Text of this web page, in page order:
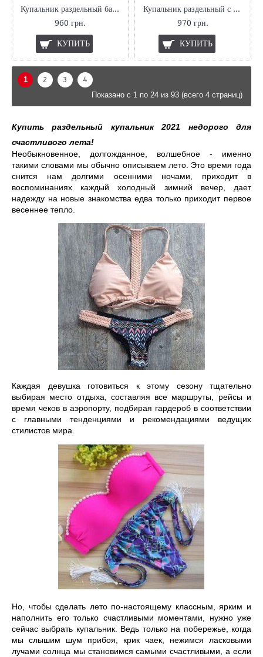
Купальник раздельный бандо
960 грн.
КУПИТЬ
Купальник раздельный с высокими плавками
970 грн.
КУПИТЬ
1 2 3
4
Показано с 1 по 24 из 93 (всего 4 страниц)
Купить раздельный купальник 2021 недорого для
счастливого лета!
Необыкновенное, долгожданное, волшебное - именно
такими словами мы обычно описываем лето. Это время года
снится нам долгими осенними ночами, приходит в
воспоминаниях каждый холодный зимний вечер, дает
надежду на новые знакомства едва только приходит первое
весеннее тепло.
Каждая девушка готовиться к этому сезону тщательно
выбирая место отдыха, составляя все маршруты, рейсы и
время чеков в аэропорту, подбирая гардероб в соответствии
с главными тенденциями и рекомендациями ведущих
стилистов мира.
Но, чтобы сделать лето по-настоящему классным, ярким и
наполнить его только счастливыми моментами, нужно уже
сейчас выбрать купальник. Ведь только на побережье, когда
мы слышим шум прибоя, крик чаек, нежимся ласковыми
лучами солнца мы становимся самыми счастливыми, а если